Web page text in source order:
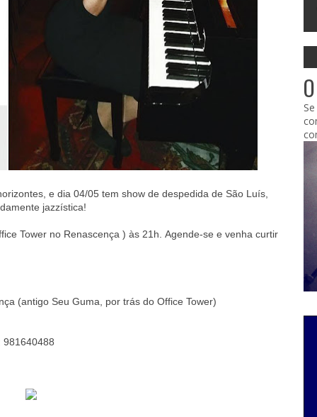
e dia 04/05 tem show de despedida de São Luís,
jazzística!
Tower no Renascença ) às 21h. Agende-se e venha curtir
(antigo Seu Guma, por trás do Office Tower)
981640488